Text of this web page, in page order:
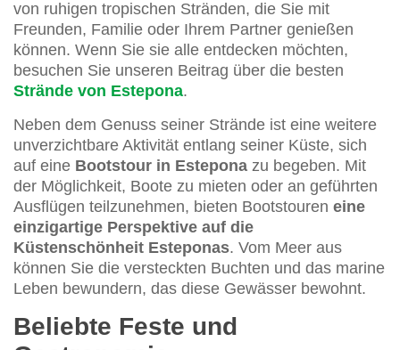
von ruhigen tropischen Stränden, die Sie mit
Freunden, Familie oder Ihrem Partner genießen
können. Wenn Sie sie alle entdecken möchten,
besuchen Sie unseren Beitrag über die besten
Strände von Estepona.
Neben dem Genuss seiner Strände ist eine weitere
unverzichtbare Aktivität entlang seiner Küste, sich
auf eine Bootstour in Estepona zu begeben. Mit
der Möglichkeit, Boote zu mieten oder an geführten
Ausflügen teilzunehmen, bieten Bootstouren eine
einzigartige Perspektive auf die
Küstenschönheit Esteponas. Vom Meer aus
können Sie die versteckten Buchten und das marine
Leben bewundern, das diese Gewässer bewohnt.
Beliebte Feste und